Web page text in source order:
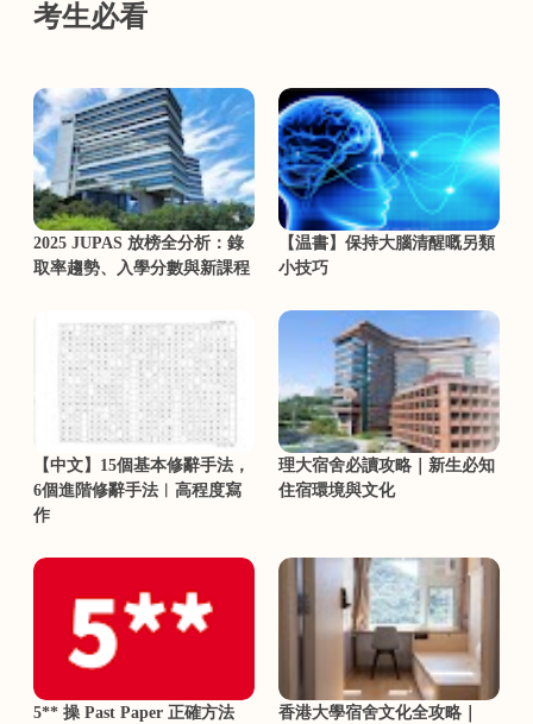
考生必看
2025 JUPAS 放榜全分析：錄
取率趨勢、入學分數與新課程
【温書】保持大腦清醒嘅另類
小技巧
【中文】15個基本修辭手法，
6個進階修辭手法︳高程度寫
作
理大宿舍必讀攻略｜新生必知
住宿環境與文化
5** 操 Past Paper 正確方法
香港大學宿舍文化全攻略｜